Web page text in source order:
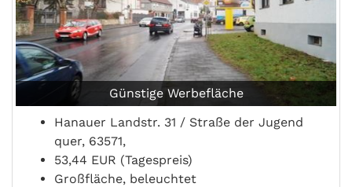
Günstige Werbefläche
Hanauer Landstr. 31 / Straße der Jugend
quer, 63571,
53,44 EUR (Tagespreis)
Großfläche, beleuchtet